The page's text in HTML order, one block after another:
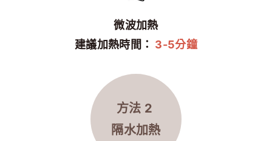
微波加熱
建議加熱時間： 3-5分鐘
方法 2
隔水加熱